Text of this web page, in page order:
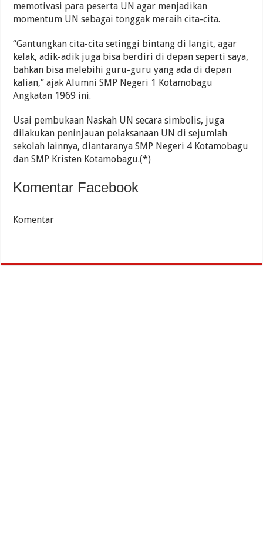
memotivasi para peserta UN agar menjadikan
momentum UN sebagai tonggak meraih cita-cita.
“Gantungkan cita-cita setinggi bintang di langit, agar
kelak, adik-adik juga bisa berdiri di depan seperti saya,
bahkan bisa melebihi guru-guru yang ada di depan
kalian,” ajak Alumni SMP Negeri 1 Kotamobagu
Angkatan 1969 ini.
Usai pembukaan Naskah UN secara simbolis, juga
dilakukan peninjauan pelaksanaan UN di sejumlah
sekolah lainnya, diantaranya SMP Negeri 4 Kotamobagu
dan SMP Kristen Kotamobagu.(*)
Komentar Facebook
Komentar